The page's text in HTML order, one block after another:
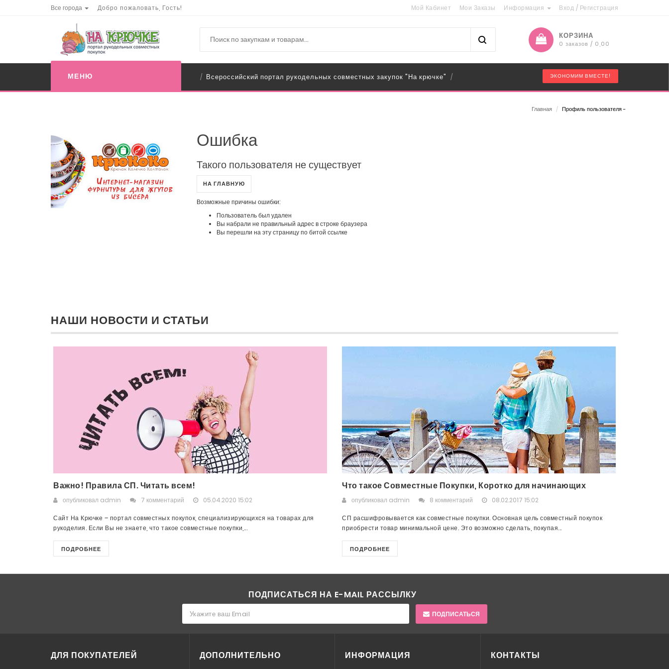
Все города Добро пожаловать, Гость! Мой Кабинет Мои Заказы Информация Вход / Регистрация
КОРЗИНА
0 заказов / 0,00
МЕНЮ / Всероссийский портал рукодельных совместных закупок "На крючке" / ЭКОНОМИМ ВМЕСТЕ!
Главная / Профиль пользователя -
Ошибка
Такого пользователя не существует
НА ГЛАВНУЮ
Возможные причины ошибки:
Пользователь был удален
Вы набрали не правильный адрес в строке браузера
Вы перешли на эту страницу по битой ссылке
НАШИ НОВОСТИ И СТАТЬИ
Важно! Правила СП. Читать всем!
опубликовал admin 7 комментарий 05.04.2020 15:02
Сайт На Крючке – портал совместных покупок, специализирующихся на товарах для
рукоделия. Если Вы не знаете, что такое совместные покупки,...
ПОДРОБНЕЕ
Что такое Совместные Покупки, Коротко для начинающих
опубликовал admin 8 комментарий 08.02.2017 15:02
СП расшифровывается как совместные покупки. Основная цель совместный покупок
приобрести товар минимальной цене. Это возможно сделать, покупая...
ПОДРОБНЕЕ
ПОДПИСАТЬСЯ НА E-MAIL РАССЫЛКУ
ПОДПИСАТЬСЯ
ДЛЯ ПОКУПАТЕЛЕЙ ДОПОЛНИТЕЛЬНО ИНФОРМАЦИЯ КОНТАКТЫ